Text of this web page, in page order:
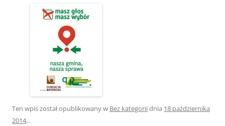
Ten wpis został opublikowany w Bez kategoriidnia 18 października
2014, .